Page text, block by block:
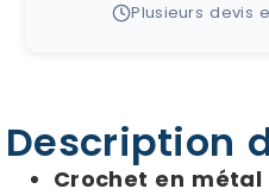
Plusieurs devis
Description
Crochet en métal